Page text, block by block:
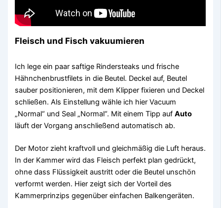
Fleisch und Fisch vakuumieren
Ich lege ein paar saftige Rindersteaks und frische
Hähnchenbrustfilets in die Beutel. Deckel auf, Beutel
sauber positionieren, mit dem Klipper fixieren und Deckel
schließen. Als Einstellung wähle ich hier Vacuum
„Normal“ und Seal „Normal“. Mit einem Tipp aufAuto
läuft der Vorgang anschließend automatisch ab.
Der Motor zieht kraftvoll und gleichmäßig die Luft heraus.
In der Kammer wird das Fleisch perfekt plan gedrückt,
ohne dass Flüssigkeit austritt oder die Beutel unschön
verformt werden. Hier zeigt sich der Vorteil des
Kammerprinzips gegenüber einfachen Balkengeräten.